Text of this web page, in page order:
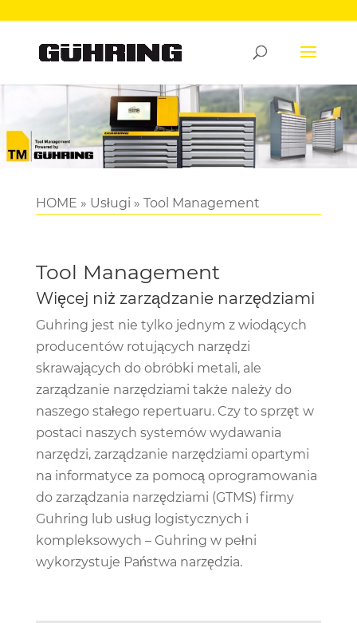
HOME » Usługi » Tool Management
Tool Management
Więcej niż zarządzanie narzędziami
Guhring jest nie tylko jednym z wiodących
producentów rotujących narzędzi
skrawających do obróbki metali, ale
zarządzanie narzędziami także należy do
naszego stałego repertuaru. Czy to sprzęt w
postaci naszych systemów wydawania
narzędzi, zarządzanie narzędziami opartymi
na informatyce za pomocą oprogramowania
do zarządzania narzędziami (GTMS) firmy
Guhring lub usług logistycznych i
kompleksowych – Guhring w pełni
wykorzystuje Państwa narzędzia.